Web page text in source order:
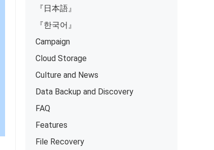
『日本語』
『한국어』
Campaign
Cloud Storage
Culture and News
Data Backup and Discovery
FAQ
Features
File Recovery